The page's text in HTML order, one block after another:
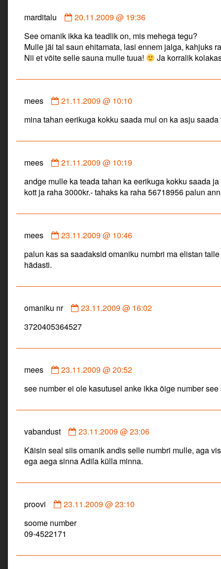
marditalu
Comment
marditalu
published
on
20.11.2009 @ 19:36
See omanik ikka ka teadlik on, mis mehega tegu?
Mulle jäi tal saun ehitamata, lasi ennem jalga, kahjuks
Nii et võite selle sauna mulle tuua!
Ja korralik
mees
Comment
mees
on
21.11.2009 @ 10:10
mina tahan eerikuga kokku saada mul on ka asju
mees
Comment
mees
published
21.11.2009 @ 10:19
andge mulle ka teada tahan ka eerikuga kokku saada
kott ja raha 3000kr.- tahaks ka raha 56718956 palun
mees
Comment
mees
23.11.2009 @ 10:46
palun kas sa saadaksid omaniku numbri ma elistan
hädasti.
omaniku nr
Comment
omaniku
published
23.11.2009 @ 16:02
3720405364527
mees
Comment
mees
on
23.11.2009 @ 20:52
see number ei ole kasutusel anke ikka õige number
vabandust
Comment
vabandust
published
23.11.2009 @ 23:06
Käisin seal siis omanik andis selle numbri mulle, aga
ega aega sinna Adila külla minna.
proovi
Comment
proovi
published
23.11.2009 @ 23:10
soome number
09-4522171